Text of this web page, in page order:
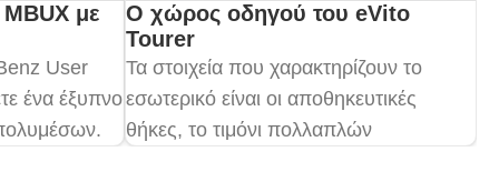
με
User
ένα έξυπνο
Ο χώρος οδηγού του eVito
Tourer
Τα στοιχεία που χαρακτηρίζουν το
εσωτερικό είναι οι αποθηκευτικές
θήκες, το τιμόνι πολλαπλών